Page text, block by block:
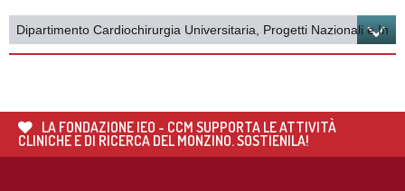
LA FONDAZIONE IEO - CCM SUPPORTA LE ATTIVITÀ
CLINICHE E DI RICERCA DEL MONZINO. SOSTIENILA!